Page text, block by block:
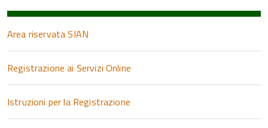
Area riservata SIAN
Registrazione ai Servizi Online
Istruzioni per la Registrazione